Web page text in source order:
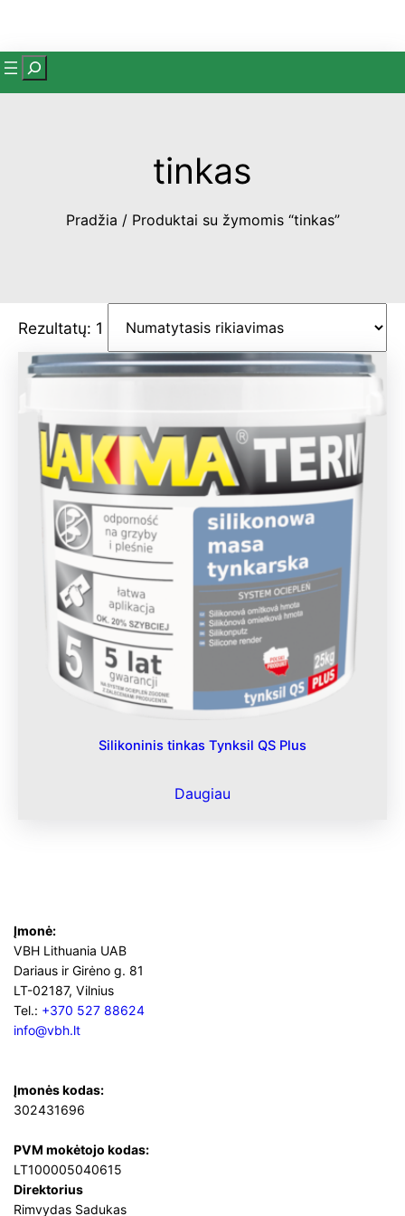
turinio
P
a
tinkas
Pradžia / Produktai su žymomis “tinkas”
Rezultatų: 1
Silikoninis tinkas Tynksil QS Plus
Daugiau
Įmonė:
VBH Lithuania UAB
Dariaus ir Girėno g. 81
LT-02187, Vilnius
Tel.: +370 527 88624
info@vbh.lt
Įmonės kodas:
302431696
PVM mokėtojo kodas:
LT100005040615
Direktorius
Rimvydas Sadukas